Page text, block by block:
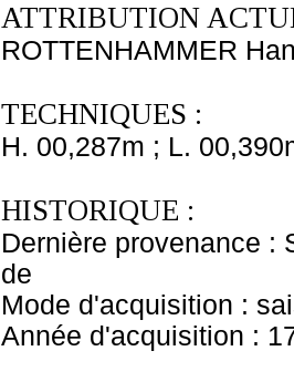
ATTRIBUTION
ROTTENHAMMER
TECHNIQUES :
H. 00,287m ; L.
HISTORIQUE :
Dernière provenance :
de
Mode d'acquisition :
Année d'acquisition :